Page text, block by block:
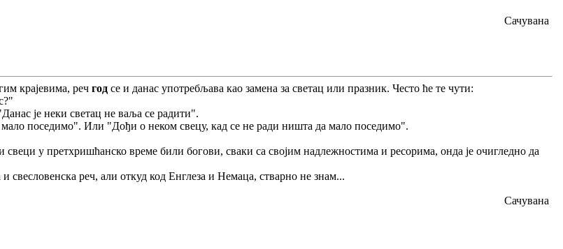
Сачувана
крајевима, реч год се и данас употребљава као замена за светац или празник. Често ће те чути:
је неки светац не ваља се радити".
мало поседимо". Или "Дођи о неком свецу, кад се не ради ништа да мало поседимо".
у претхришћанско време били богови, сваки са својим надлежностима и ресорима, онда je oчигледно да
свесловенска реч, али откуд код Енглеза и Немаца, стварно не знам...
Сачувана